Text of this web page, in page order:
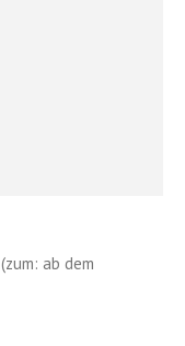
(zum: ab dem